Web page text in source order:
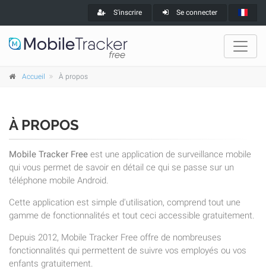
S'inscrire Se connecter
Accueil À propos
À PROPOS
Mobile Tracker Free est une application de surveillance mobile
qui vous permet de savoir en détail ce qui se passe sur un
téléphone mobile Android.
Cette application est simple d'utilisation, comprend tout une
gamme de fonctionnalités et tout ceci accessible gratuitement.
Depuis 2012, Mobile Tracker Free offre de nombreuses
fonctionnalités qui permettent de suivre vos employés ou vos
enfants gratuitement.